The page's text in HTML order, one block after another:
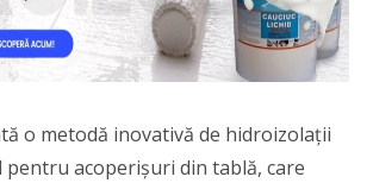
o metodă inovativă de hidroizolații
pentru acoperișuri din tablă, care